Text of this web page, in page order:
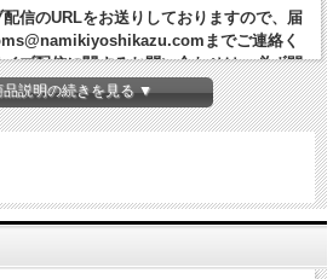
信のURLをお送りしておりますので、届
までご連絡く
ブ配信に関するお問い合わせは、必ず開
します。それ以降のお問い合わせは対応
承ください。
信時のZOOMの「Q &A」にご記入をお
】
説明の続きを見る ▼